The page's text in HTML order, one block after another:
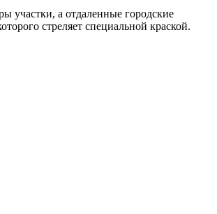
участки, а отдаленные городские
стреляет специальной краской.